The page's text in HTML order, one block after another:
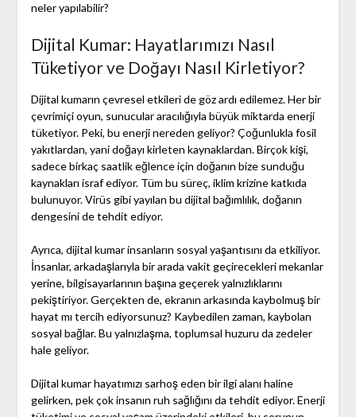
neler yapılabilir?
Dijital Kumar: Hayatlarımızı Nasıl
Tüketiyor ve Doğayı Nasıl Kirletiyor?
Dijital kumarın çevresel etkileri de göz ardı edilemez. Her bir
çevrimiçi oyun, sunucular aracılığıyla büyük miktarda enerji
tüketiyor. Peki, bu enerji nereden geliyor? Çoğunlukla fosil
yakıtlardan, yani doğayı kirleten kaynaklardan. Birçok kişi,
sadece birkaç saatlik eğlence için doğanın bize sunduğu
kaynakları israf ediyor. Tüm bu süreç, iklim krizine katkıda
bulunuyor. Virüs gibi yayılan bu dijital bağımlılık, doğanın
dengesini de tehdit ediyor.
Ayrıca, dijital kumar insanların sosyal yaşantısını da etkiliyor.
İnsanlar, arkadaşlarıyla bir arada vakit geçirecekleri mekanlar
yerine, bilgisayarlarının başına geçerek yalnızlıklarını
pekiştiriyor. Gerçekten de, ekranın arkasında kaybolmuş bir
hayat mı tercih ediyorsunuz? Kaybedilen zaman, kaybolan
sosyal bağlar. Bu yalnızlaşma, toplumsal huzuru da zedeler
hale geliyor.
Dijital kumar hayatımızı sarhoş eden bir ilgi alanı haline
gelirken, pek çok insanın ruh sağlığını da tehdit ediyor. Enerji